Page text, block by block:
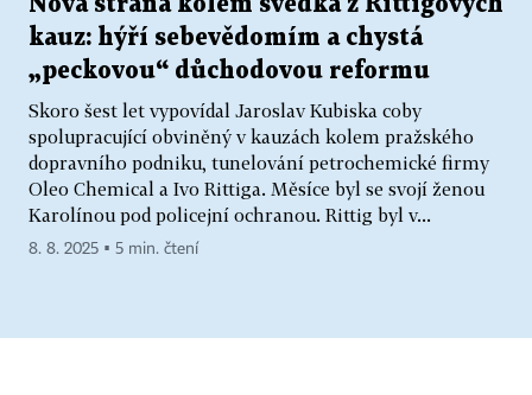
Nová strana kolem svědka z Rittigových
kauz: hýří sebevědomím a chystá
„peckovou“ důchodovou reformu
Skoro šest let vypovídal Jaroslav Kubiska coby
spolupracující obviněný v kauzách kolem pražského
dopravního podniku, tunelování petrochemické firmy
Oleo Chemical a Ivo Rittiga. Měsíce byl se svojí ženou
Karolínou pod policejní ochranou. Rittig byl v...
8. 8. 2025 ▪ 5 min. čtení